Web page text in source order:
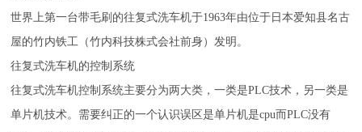
世界上第一台带毛刷的往复式洗车机于1963年由位于日本爱知县名古
屋的竹内铁工（竹内科技株式会社前身）发明。
往复式洗车机的控制系统
往复式洗车机控制系统主要分为两大类，一类是PLC技术，另一类是
单片机技术。需要纠正的一个认识误区是单片机是cpu而PLC没有